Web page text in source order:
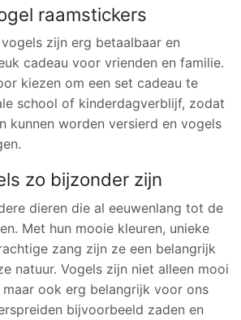
raamstickers
zijn erg betaalbaar en
cadeau voor vrienden en familie.
kiezen om een set cadeau te
school of kinderdagverblijf, zodat
kunnen worden versierd en vogels
zo bijzonder zijn
dieren die al eeuwenlang tot de
Met hun mooie kleuren, unieke
zang zijn ze een belangrijk
natuur. Vogels zijn niet alleen mooi
ook erg belangrijk voor ons
bijvoorbeeld zaden en